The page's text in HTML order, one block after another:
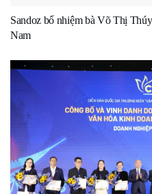
Sandoz bổ nhiệm bà Võ Thị
Nam